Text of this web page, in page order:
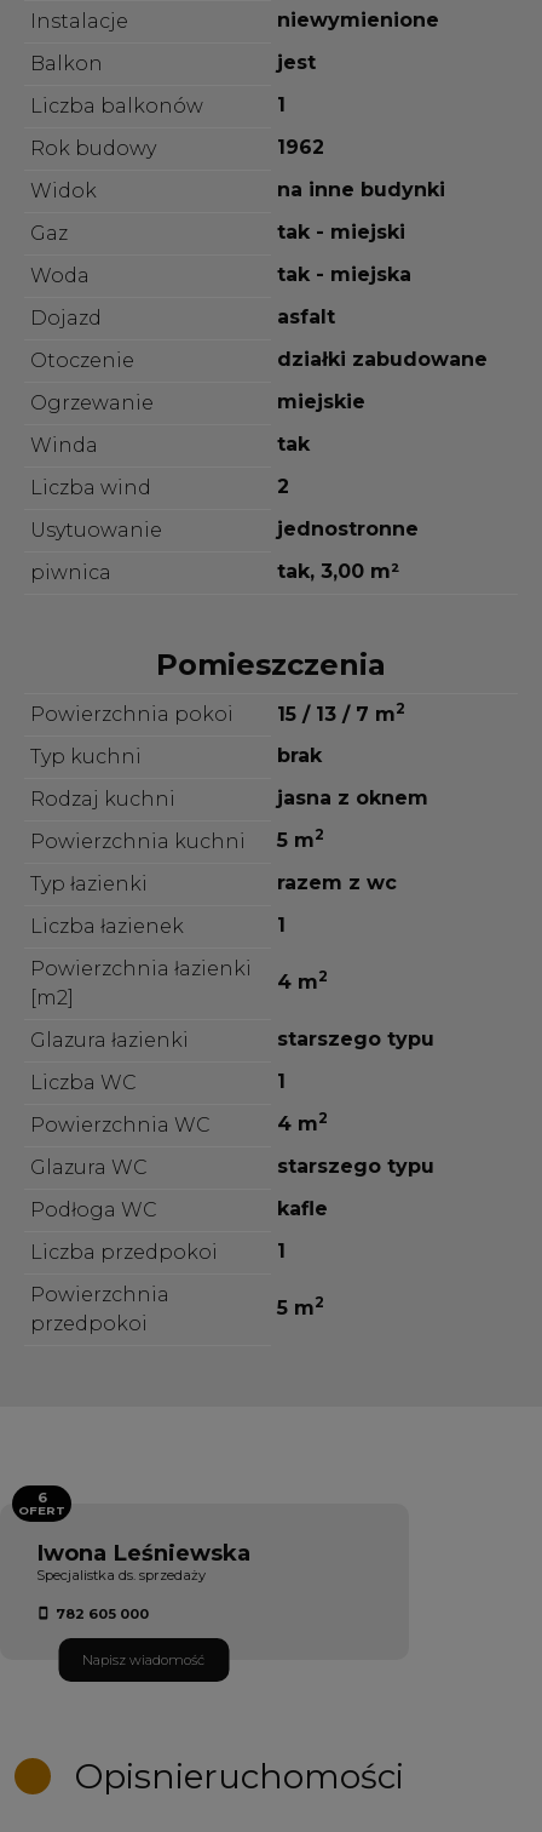
Instalacje
niewymienione
Balkon
jest
Liczba balkonów
1
Rok budowy
1962
Widok
na inne budynki
Gaz
tak - miejski
Woda
tak - miejska
Dojazd
asfalt
Otoczenie
działki zabudowane
Ogrzewanie
miejskie
Winda
tak
Liczba wind
2
Usytuowanie
jednostronne
piwnica
tak, 3,00 m²
Pomieszczenia
Powierzchnia pokoi 15 / 13 / 7 m2
Typ kuchni
brak
Rodzaj kuchni
jasna z oknem
Powierzchnia kuchni
5 m2
Typ łazienki
razem z wc
Liczba łazienek
1
Powierzchnia łazienki
[m2]
4 m2
Glazura łazienki
starszego typu
Liczba WC
1
Powierzchnia WC
4 m2
Glazura WC
starszego typu
Podłoga WC
kafle
Liczba przedpokoi
1
Powierzchnia
przedpokoi
5 m2
Iwona Leśniewska
Specjalistka ds. sprzedaży
782 605 000
Napisz wiadomość
6
OFERT
Opisnieruchomości